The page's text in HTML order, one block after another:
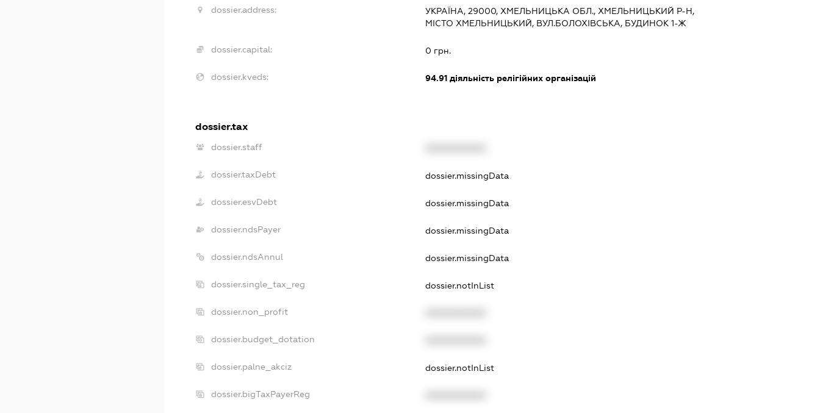
dossier.address:
УКРАЇНА, 29000, ХМЕЛЬНИЦЬКА ОБЛ., ХМЕЛЬНИЦЬКИЙ Р-Н,
МІСТО ХМЕЛЬНИЦЬКИЙ, ВУЛ.БОЛОХІВСЬКА, БУДИНОК 1-Ж
dossier.capital: 0 грн.
dossier.kveds: 94.91 діяльність релігійних організацій
dossier.tax
dossier.staff
dossier.taxDebt dossier.missingData
dossier.esvDebt dossier.missingData
dossier.ndsPayer dossier.missingData
dossier.ndsAnnul dossier.missingData
dossier.single_tax_reg dossier.notInList
dossier.non_profit
dossier.budget_dotation
dossier.palne_akciz dossier.notInList
dossier.bigTaxPayerReg